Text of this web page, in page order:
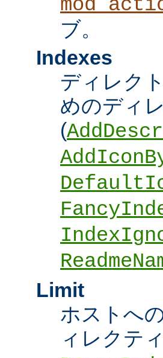
ブ。
Indexes
ディレク
めのディ
(
Limit
ホストへ
ィレクテ